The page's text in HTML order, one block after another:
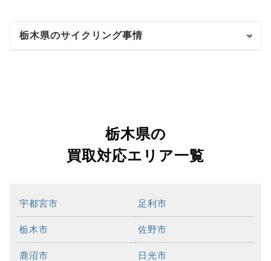
栃木県のサイクリング事情
栃木県の
買取対応エリア一覧
宇都宮市 足利市
栃木市 佐野市
鹿沼市 日光市